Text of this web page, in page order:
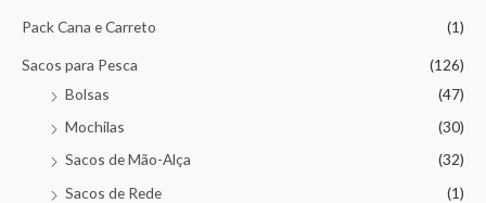
Pack Cana e Carreto (1)
Sacos para Pesca
(126)
Bolsas
(47)
Mochilas
(30)
Sacos de Mão-Alça
(32)
Sacos de Rede
(1)